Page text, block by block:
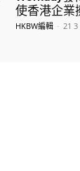
使香港企業
HKBW編輯 - 21